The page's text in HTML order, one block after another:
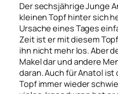
Der sechsjährige Junge
kleinen Topf hinter sich
Ursache eines Tages
Zeit ist er mit diesem
ihn nicht mehr los. Aber
Makel dar und andere
daran. Auch für Anatol ist
Topf immer wieder